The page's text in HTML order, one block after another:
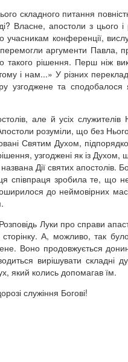
складного питання
Власне, апостоли з цього
конференції,
перемогли аргументи Павла,
рішення. Перш ніж
і нам...» У різних
узгоджене та
але й усіх служителів
розуміли, що без
Святим Духом,
узгоджені як із Духом,
Дії святих апостолів.
співпраця зробила те, що
до неймовірних
Луки про справи
А, можливо, так
Воно продовжується
вирішувати складні
який колись допомагав їм.
служіння Богові!